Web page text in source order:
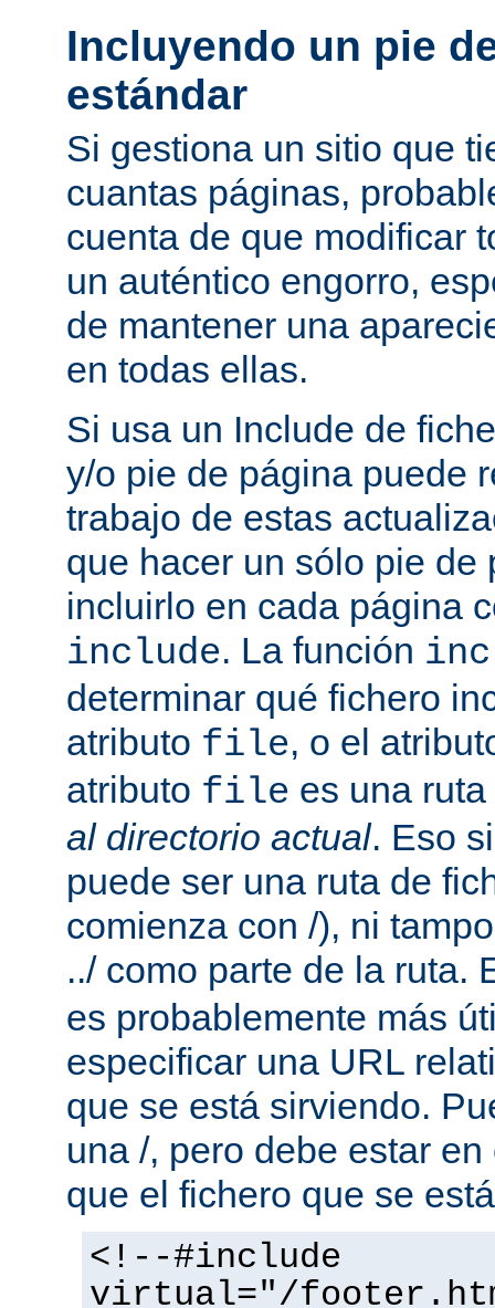
Incluyendo un pie
estándar
Si gestiona un sitio que
cuantas páginas,
cuenta de que modificar
un auténtico engorro,
de mantener una
en todas ellas.
Si usa un Include de
y/o pie de página puede
trabajo de estas
que hacer un sólo pie de
incluirlo en cada página
include. La función
determinar qué fichero
atributo file, o el
atributo file es una
al directorio actual. Eso
puede ser una ruta de
comienza con /), ni
../ como parte de la ruta.
es probablemente más
especificar una URL
que se está sirviendo.
una /, pero debe estar
que el fichero que se
<!--#include
virtual="/